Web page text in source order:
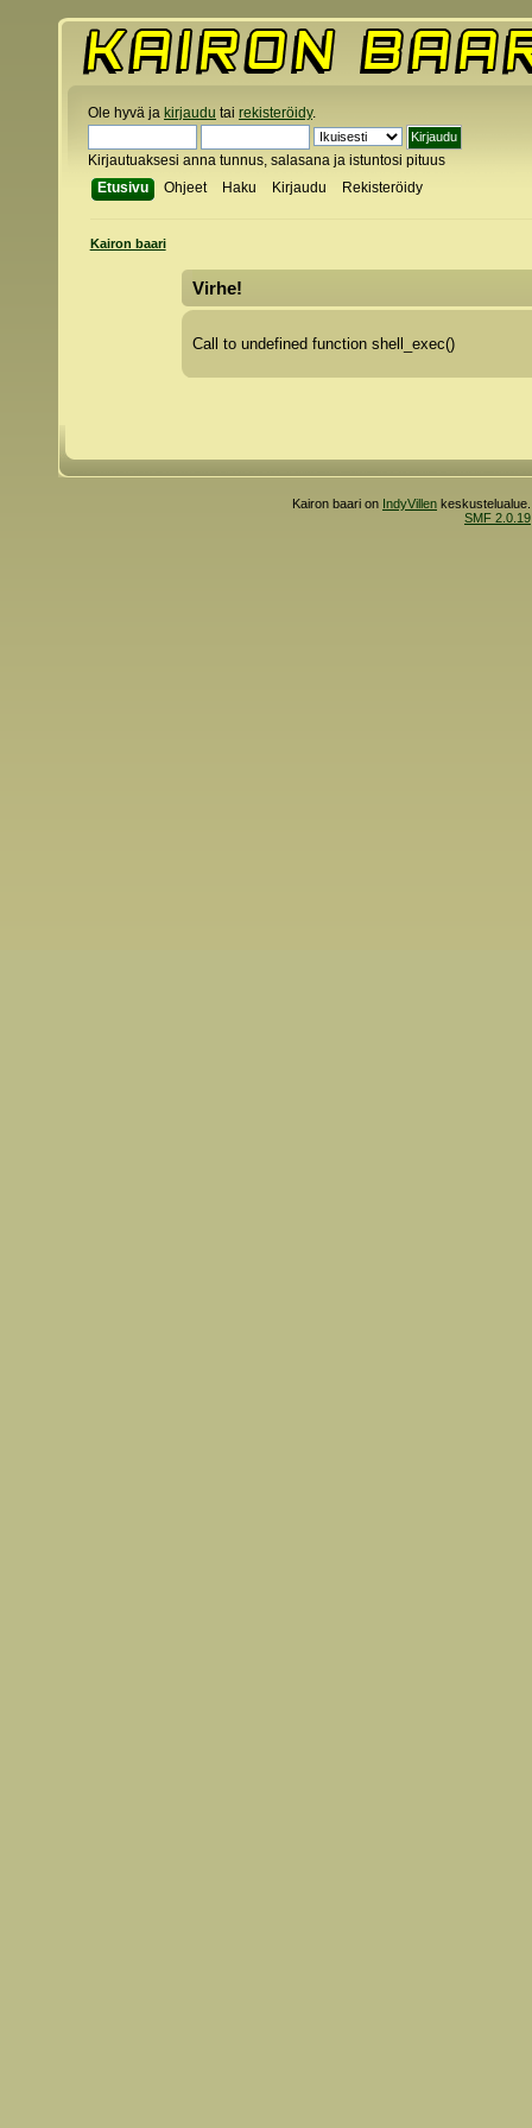
Ole hyvä ja kirjaudu tai rekisteröidy.
Kirjautuaksesi anna tunnus, salasana ja istuntosi pituus
Etusivu
Ohjeet Haku Kirjaudu Rekisteröidy
Kairon baari
Virhe!
Call to undefined function shell_exec()
Kairon baari on IndyVillen
SMF 2.0.19